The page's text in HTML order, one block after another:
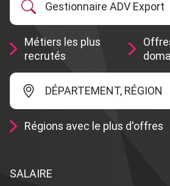
Métiers les plus
recrutés
DÉPARTEMENT, RÉGION
Régions avec le plus d'offres
SALAIRE